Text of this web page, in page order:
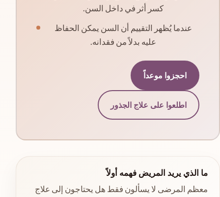
كسر أثر في داخل السن.
عندما يُظهر التقييم أن السن يمكن الحفاظ
عليه بدلاً من فقدانه.
احجزوا موعداً
اطلعوا على علاج الجذور
ما الذي يريد المريض فهمه أولاً
معظم المرضى لا يسألون فقط هل يحتاجون إلى علاج